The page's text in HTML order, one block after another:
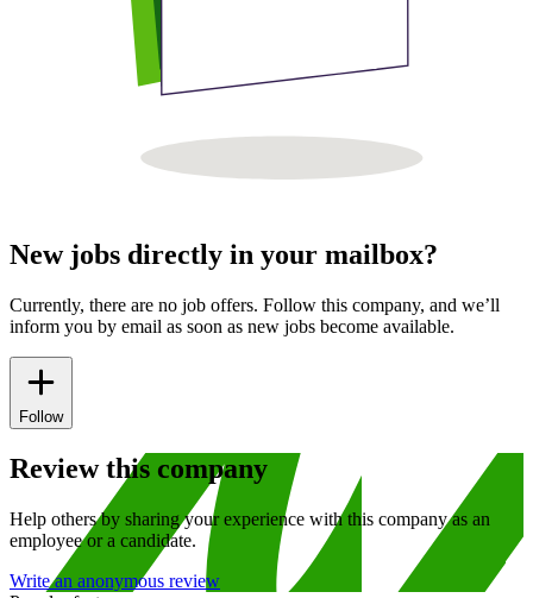
New jobs directly in your mailbox?
Currently, there are no job offers. Follow this company, and we’ll
inform you by email as soon as new jobs become available.
Follow
Review this company
Help others by sharing your experience with this company as an
employee or a candidate.
Write an anonymous review